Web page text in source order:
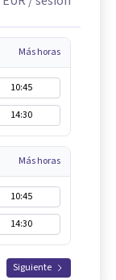
Más horas
10:45
14:30
Más horas
10:45
14:30
Siguiente